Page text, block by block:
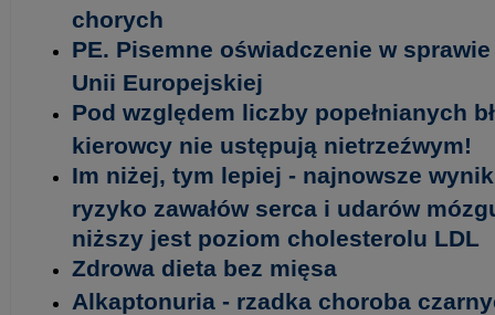
chorych
PE. Pisemne oświadczenie w
Unii Europejskiej
Pod względem liczby popełnianych
kierowcy nie ustępują nietrzeźwym!
Im niżej, tym lepiej - najnowsze
ryzyko zawałów serca i udarów
niższy jest poziom cholesterolu LDL
Zdrowa dieta bez mięsa
Alkaptonuria - rzadka choroba